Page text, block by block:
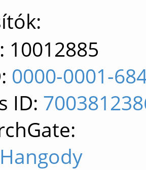
10012885
0000-0001-
ID: